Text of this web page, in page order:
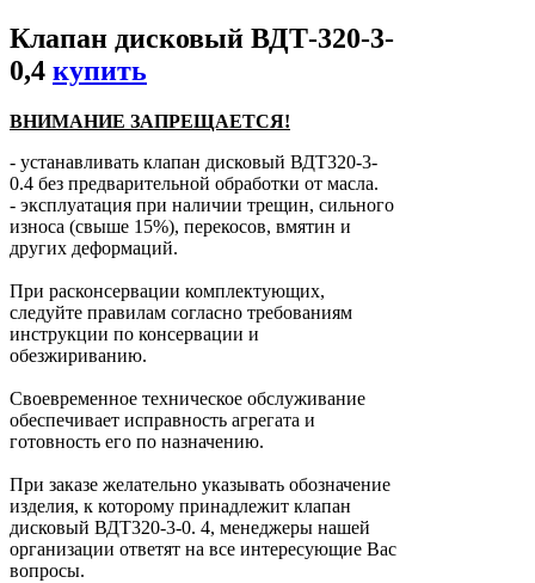
Клапан дисковый ВДТ-320-3-
0,4 купить
ВНИМАНИЕ ЗАПРЕЩАЕТСЯ!
- устанавливать клапан дисковый ВДТ320-3-
0.4 без предварительной обработки от масла.
- эксплуатация при наличии трещин, сильного
износа (свыше 15%), перекосов, вмятин и
других деформаций.
При расконсервации комплектующих,
следуйте правилам согласно требованиям
инструкции по консервации и
обезжириванию.
Своевременное техническое обслуживание
обеспечивает исправность агрегата и
готовность его по назначению.
При заказе желательно указывать обозначение
изделия, к которому принадлежит клапан
дисковый ВДТ320-3-0. 4, менеджеры нашей
организации ответят на все интересующие Вас
вопросы.